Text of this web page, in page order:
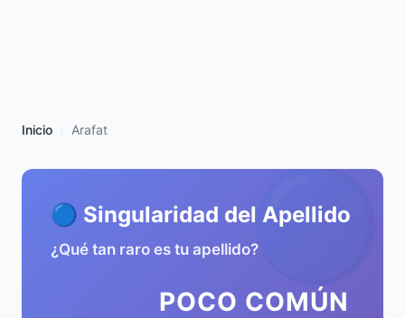
Inicio Arafat
🔵
🔵 Singularidad del Apellido
¿Qué tan raro es tu apellido?
POCO COMÚN